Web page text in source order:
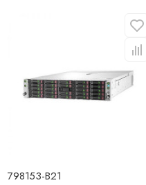
798153-B21